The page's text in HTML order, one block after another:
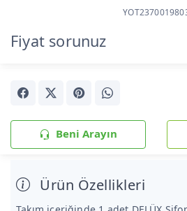
Fiyat sorunuz
Beni Arayın
Ürün Özellikleri